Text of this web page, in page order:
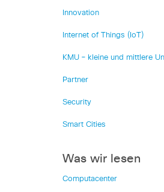
Innovation
Internet of Things (IoT)
KMU – kleine und mittlere
Partner
Security
Smart Cities
Was wir lesen
Computacenter